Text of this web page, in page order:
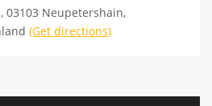
03103 Neupetershain,
(Get directions)